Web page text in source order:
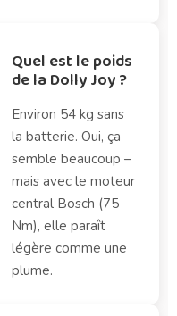
Quel est le poids
de la Dolly Joy ?
Environ 54 kg sans
la batterie. Oui, ça
semble beaucoup –
mais avec le moteur
central Bosch (75
Nm), elle paraît
légère comme une
plume.